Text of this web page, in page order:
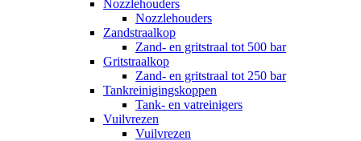
Nozzlehouders
Nozzlehouders
Zandstraalkop
Zand- en gritstraal tot 500 bar
Gritstraalkop
Zand- en gritstraal tot 250 bar
Tankreinigingskoppen
Tank- en vatreinigers
Vuilvrezen
Vuilvrezen